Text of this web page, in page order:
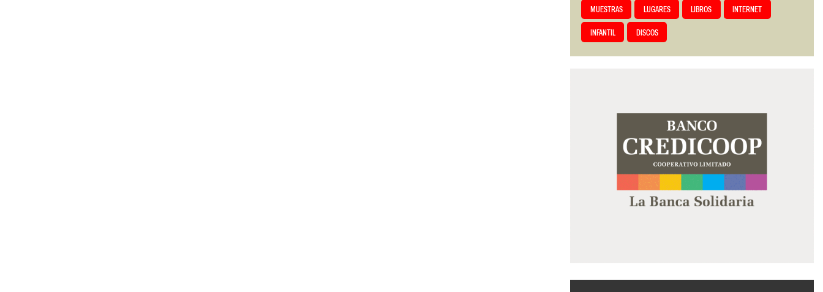
MUESTRAS LUGARES LIBROS INTERNET
INFANTIL DISCOS